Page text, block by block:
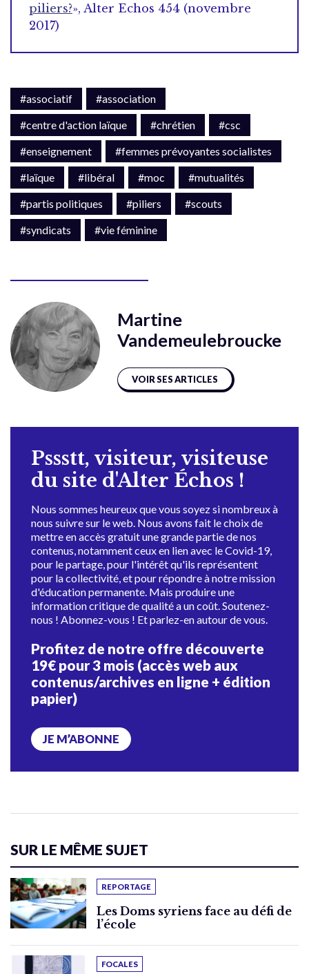
piliers?», Alter Echos 454 (novembre
2017)
#associatif
#association
#centre d'action laïque
#chrétien
#csc
#enseignement
#femmes prévoyantes socialistes
#laïque
#libéral #moc
#mutualités
#partis politiques
#piliers
#scouts
#syndicats
#vie féminine
Martine
Vandemeulebroucke
VOIR SES ARTICLES
Pssstt, visiteur, visiteuse
du site d'Alter Échos !
Nous sommes heureux que vous soyez si nombreux à
nous suivre sur le web. Nous avons fait le choix de
mettre en accès gratuit une grande partie de nos
contenus, notamment ceux en lien avec le Covid-19,
pour le partage, pour l'intérêt qu'ils représentent
pour la collectivité, et pour répondre à notre mission
d'éducation permanente. Mais produire une
information critique de qualité a un coût. Soutenez-
nous ! Abonnez-vous ! Et parlez-en autour de vous.
Profitez de notre offre découverte
19€ pour 3 mois (accès web aux
contenus/archives en ligne + édition
papier)
JE M’ABONNE
SUR LE MÊME SUJET
REPORTAGE
Les Doms syriens face au défi de
l’école
FOCALES